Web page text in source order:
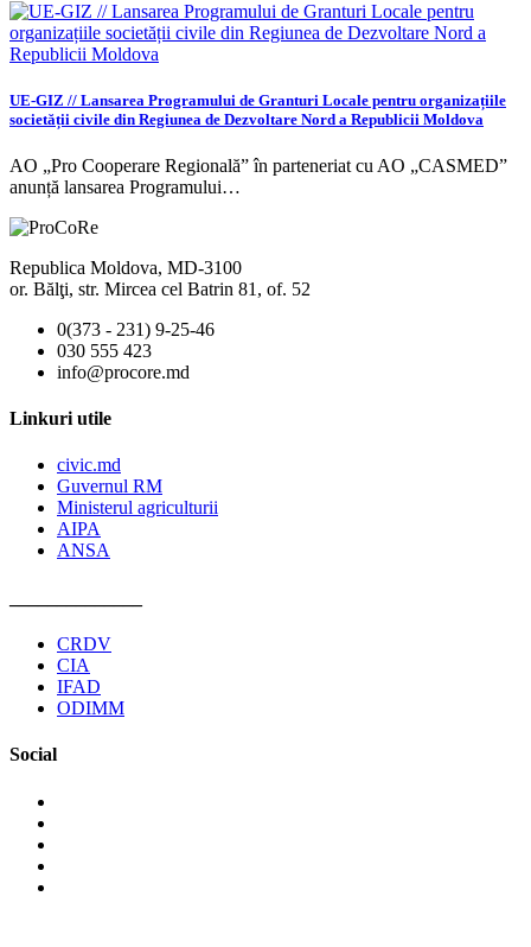
UE-GIZ // Lansarea Programului de Granturi Locale pentru organizațiile
societății civile din Regiunea de Dezvoltare Nord a Republicii Moldova
AO „Pro Cooperare Regională” în parteneriat cu AO „CASMED”
anunță lansarea Programului…
Republica Moldova, MD-3100
or. Bălţi, str. Mircea cel Batrin 81, of. 52
0(373 - 231) 9-25-46
030 555 423
info@procore.md
Linkuri utile
civic.md
Guvernul RM
Ministerul agriculturii
AIPA
ANSA
CRDV
CIA
IFAD
ODIMM
Social